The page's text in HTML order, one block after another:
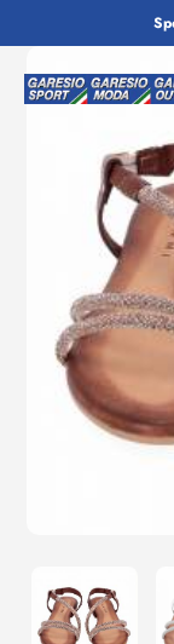
al
contenuto